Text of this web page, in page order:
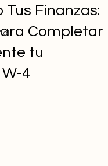
Tus Finanzas:
Completar
tu
4